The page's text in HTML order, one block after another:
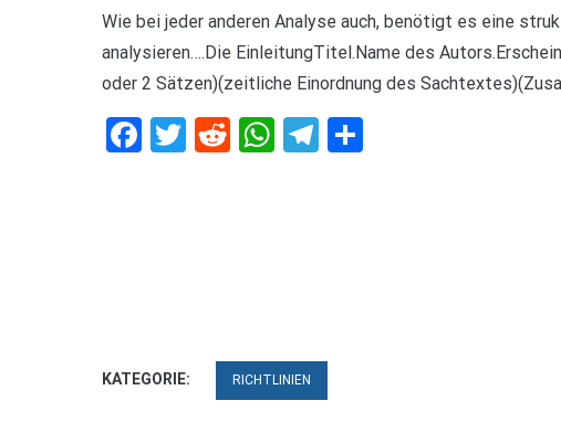
Wie bei jeder anderen Analyse auch, benötigt es eine
analysieren….Die EinleitungTitel.Name des
oder 2 Sätzen)(zeitliche Einordnung des
Facebook
Twitter
RedditWhatsApp
Telegram
KATEGORIE: RICHTLINIEN